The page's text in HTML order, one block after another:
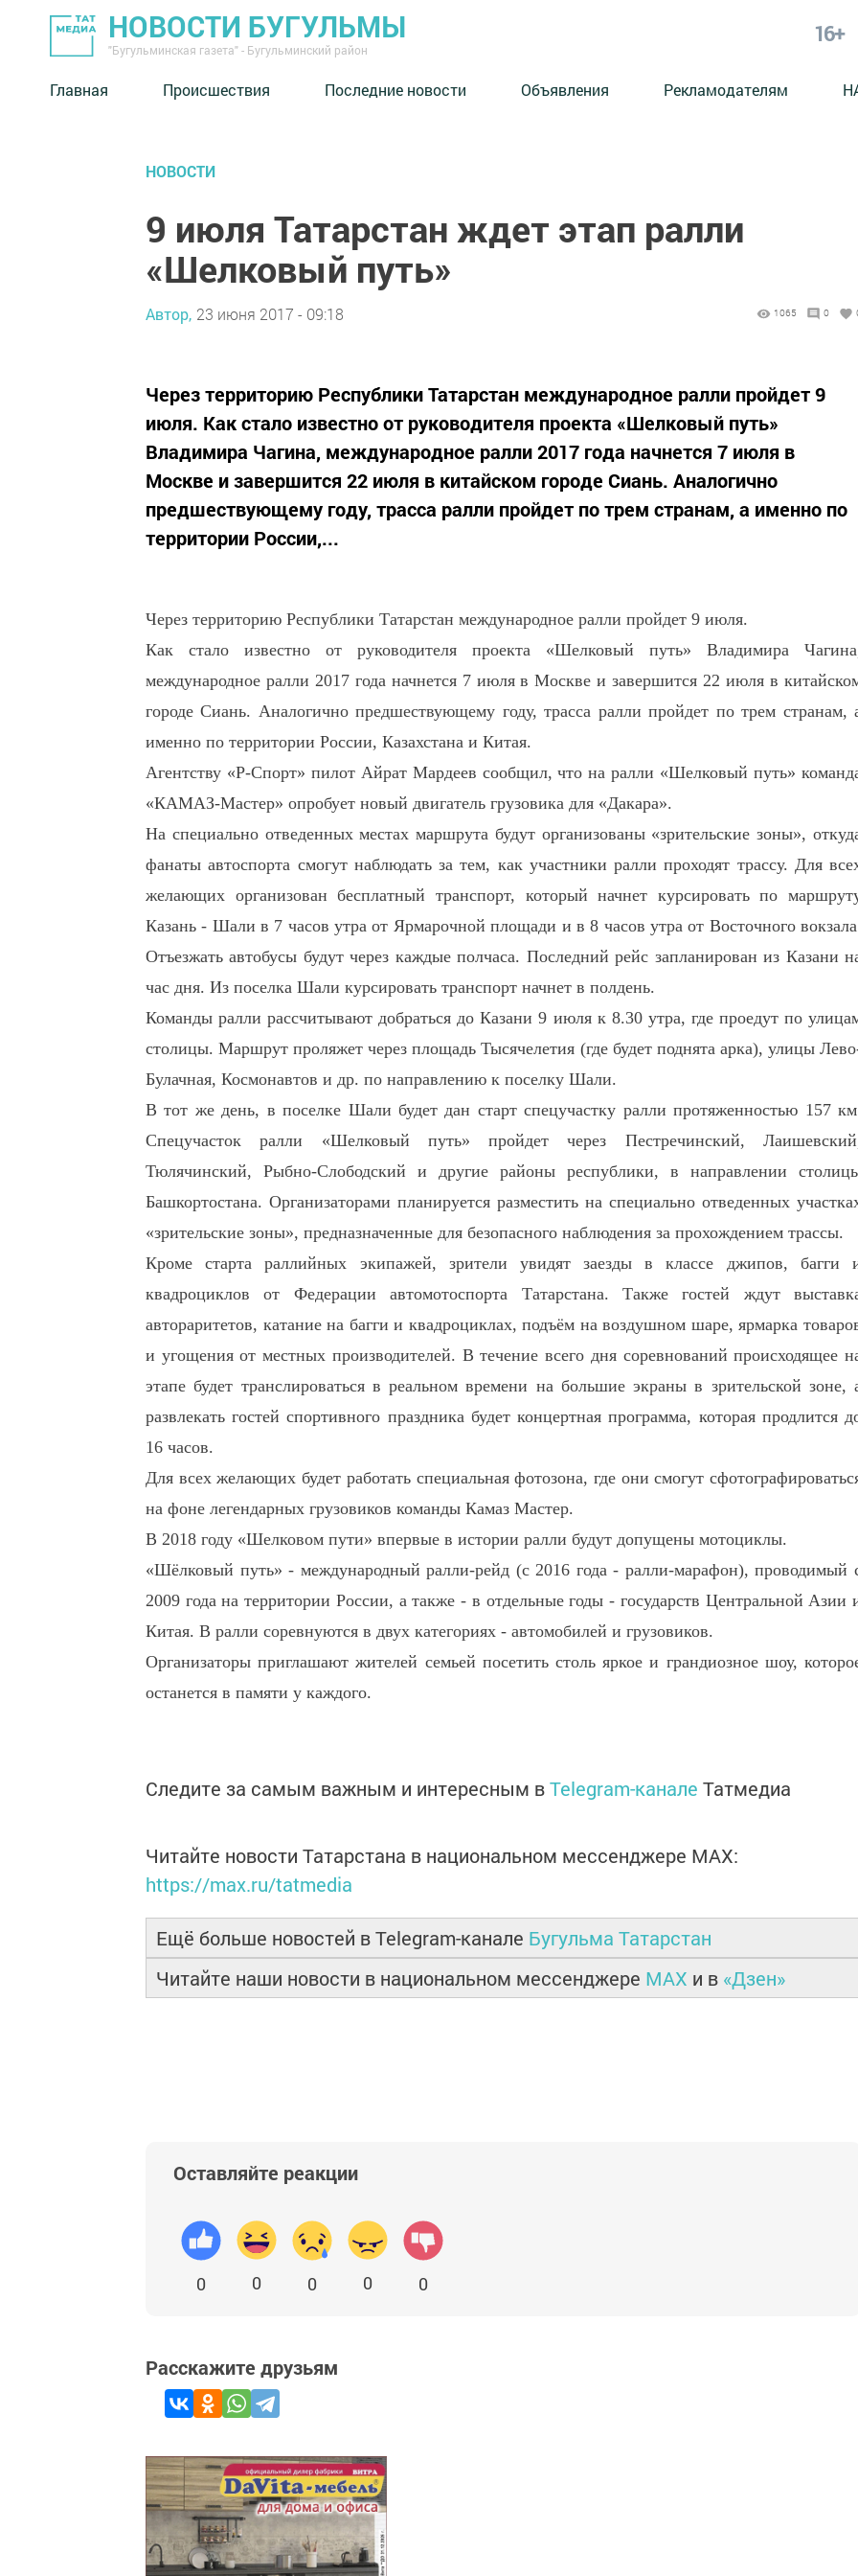
НОВОСТИ БУГУЛЬМЫ
"Бугульминская газета" - Бугульминский район
16+
Главная Происшествия Последние новости Объявления Рекламодателям
НОВОСТИ
9 июля Татарстан ждет этап ралли
«Шелковый путь»
Автор, 23 июня 2017 - 09:18 1065 0
Через территорию Республики Татарстан международное ралли пройдет 9
июля. Как стало известно от руководителя проекта «Шелковый путь»
Владимира Чагина, международное ралли 2017 года начнется 7 июля в
Москве и завершится 22 июля в китайском городе Сиань. Аналогично
предшествующему году, трасса ралли пройдет по трем странам, а именно по
территории России,...
Через территорию Республики Татарстан международное ралли пройдет 9 июля.
Как стало известно от руководителя проекта «Шелковый путь» Владимира
международное ралли 2017 года начнется 7 июля в Москве и завершится 22 июля в
городе Сиань. Аналогично предшествующему году, трасса ралли пройдет по трем странам,
именно по территории России, Казахстана и Китая.
Агентству «Р-Спорт» пилот Айрат Мардеев сообщил, что на ралли «Шелковый путь»
«КАМАЗ-Мастер» опробует новый двигатель грузовика для «Дакара».
На специально отведенных местах маршрута будут организованы «зрительские зоны»,
фанаты автоспорта смогут наблюдать за тем, как участники ралли проходят трассу. Для
желающих организован бесплатный транспорт, который начнет курсировать по
Казань - Шали в 7 часов утра от Ярмарочной площади и в 8 часов утра от Восточного
Отъезжать автобусы будут через каждые полчаса. Последний рейс запланирован из Казани
час дня. Из поселка Шали курсировать транспорт начнет в полдень.
Команды ралли рассчитывают добраться до Казани 9 июля к 8.30 утра, где проедут по
столицы. Маршрут проляжет через площадь Тысячелетия (где будет поднята арка), улицы
Булачная, Космонавтов и др. по направлению к поселку Шали.
В тот же день, в поселке Шали будет дан старт спецучастку ралли протяженностью 157
Спецучасток ралли «Шелковый путь» пройдет через Пестречинский,
Тюлячинский, Рыбно-Слободский и другие районы республики, в направлении
Башкортостана. Организаторами планируется разместить на специально отведенных
«зрительские зоны», предназначенные для безопасного наблюдения за прохождением трассы.
Кроме старта раллийных экипажей, зрители увидят заезды в классе джипов, багги
квадроциклов от Федерации автомотоспорта Татарстана. Также гостей ждут
автораритетов, катание на багги и квадроциклах, подъём на воздушном шаре, ярмарка
и угощения от местных производителей. В течение всего дня соревнований происходящее
этапе будет транслироваться в реальном времени на большие экраны в зрительской зоне,
развлекать гостей спортивного праздника будет концертная программа, которая продлится
16 часов.
Для всех желающих будет работать специальная фотозона, где они смогут
на фоне легендарных грузовиков команды Камаз Мастер.
В 2018 году «Шелковом пути» впервые в истории ралли будут допущены мотоциклы.
«Шёлковый путь» - международный ралли-рейд (с 2016 года - ралли-марафон), проводимый
2009 года на территории России, а также - в отдельные годы - государств Центральной Азии
Китая. В ралли соревнуются в двух категориях - автомобилей и грузовиков.
Организаторы приглашают жителей семьей посетить столь яркое и грандиозное шоу,
останется в памяти у каждого.
Следите за самым важным и интересным вTelegram-канале Татмедиа
Читайте новости Татарстана в национальном мессенджере MАХ:
https://max.ru/tatmedia
Ещё больше новостей в Telegram-канале Бугульма Татарстан
Читайте наши новости в национальном мессенджере MAX и в «Дзен»
Оставляйте реакции
0 0 0 0 0
Расскажите друзьям